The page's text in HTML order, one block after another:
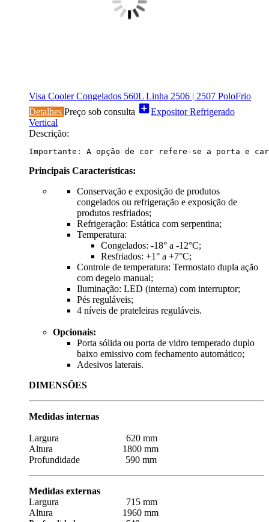
Visa Cooler Congelados 560L Linha 2506 | 2507 PoloFrio
Detalhes Preço sob consulta add_boxExpositor Refrigerado
Vertical
Descrição:
Importante: A opção de cor refere-se a porta e
Principais Características:
Conservação e exposição de produtos
congelados ou refrigeração e exposição de
produtos resfriados;
Refrigeração: Estática com serpentina;
Temperatura:
Congelados: -18° a -12°C;
Resfriados: +1° a +7°C;
Controle de temperatura: Termostato dupla ação
com degelo manual;
Iluminação: LED (interna) com interruptor;
Pés reguláveis;
4 níveis de prateleiras reguláveis.
Opcionais:
Porta sólida ou porta de vidro temperado duplo
baixo emissivo com fechamento automático;
Adesivos laterais.
DIMENSÕES
Medidas internas
Largura 620 mm
Altura 1800 mm
Profundidade 590 mm
Medidas externas
Largura 715 mm
Altura 1960 mm